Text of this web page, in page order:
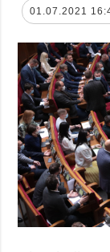
Politik
Wirtschaft
Militär
Kultur
Sport
Kriminalität
Notstand
01.07.2021